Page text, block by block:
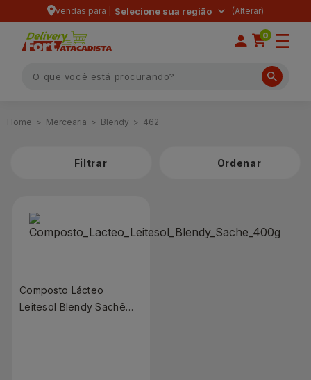
vendas para | Selecione sua região
0
Mercearia Blendy 462
Filtrar
Composto Lácteo
Leitesol Blendy Sachê